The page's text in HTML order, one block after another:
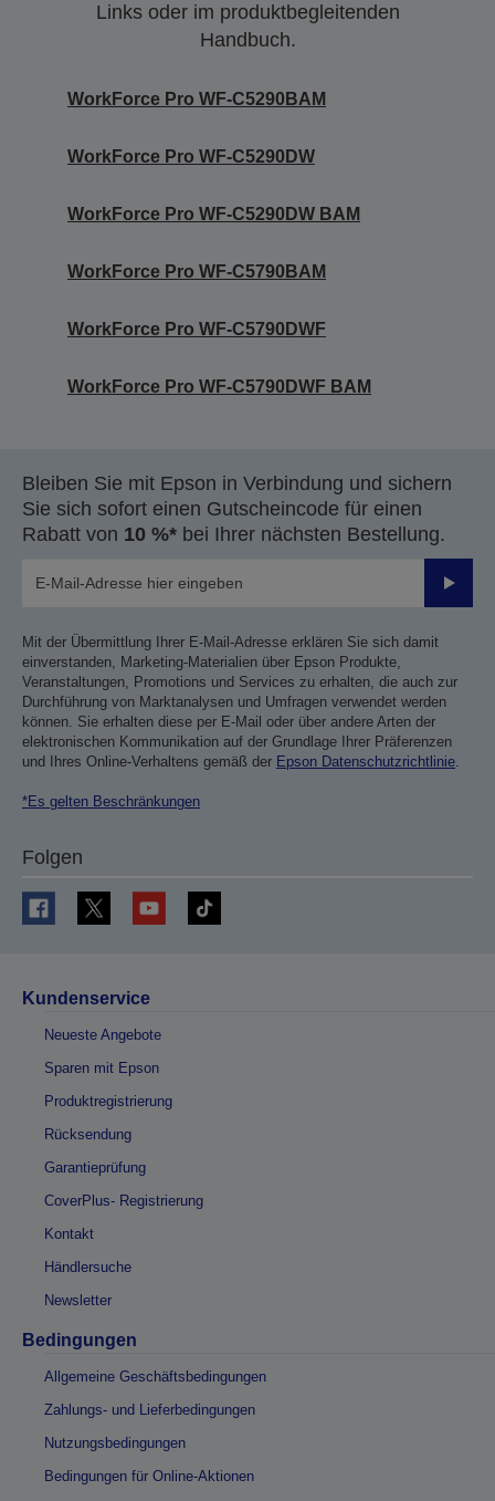
Links oder im produktbegleitenden
Handbuch.
WorkForce Pro WF-C5290BAM
WorkForce Pro WF-C5290DW
WorkForce Pro WF-C5290DW BAM
WorkForce Pro WF-C5790BAM
WorkForce Pro WF-C5790DWF
WorkForce Pro WF-C5790DWF BAM
Bleiben Sie mit Epson in Verbindung und sichern
Sie sich sofort einen Gutscheincode für einen
Rabatt von 10 %* bei Ihrer nächsten Bestellung.
Mit der Übermittlung Ihrer E-Mail-Adresse erklären Sie sich damit
einverstanden, Marketing-Materialien über Epson Produkte,
Veranstaltungen, Promotions und Services zu erhalten, die auch zur
Durchführung von Marktanalysen und Umfragen verwendet werden
können. Sie erhalten diese per E-Mail oder über andere Arten der
elektronischen Kommunikation auf der Grundlage Ihrer Präferenzen
und Ihres Online-Verhaltens gemäß der Epson Datenschutzrichtlinie.
*Es gelten Beschränkungen
Folgen
Kundenservice
Neueste Angebote
Sparen mit Epson
Produktregistrierung
Rücksendung
Garantieprüfung
CoverPlus- Registrierung
Kontakt
Händlersuche
Newsletter
Bedingungen
Allgemeine Geschäftsbedingungen
Zahlungs- und Lieferbedingungen
Nutzungsbedingungen
Bedingungen für Online-Aktionen